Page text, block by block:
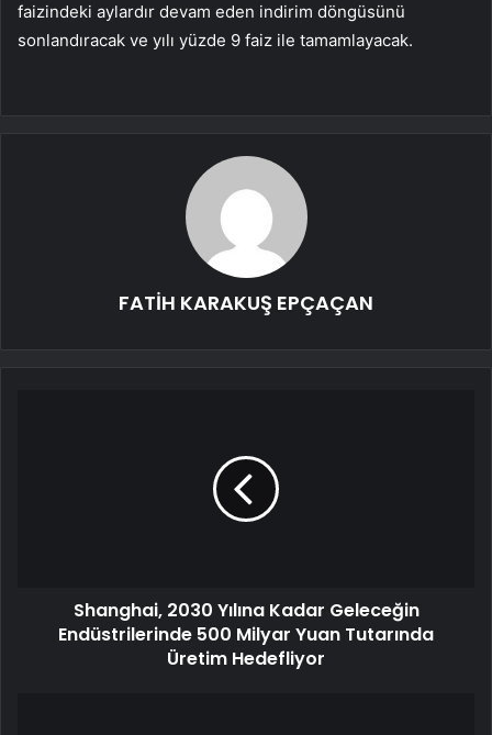
faizindeki aylardır devam eden indirim döngüsünü
sonlandıracak ve yılı yüzde 9 faiz ile tamamlayacak.
FATİH KARAKUŞ EPÇAÇAN
Shanghai, 2030 Yılına Kadar Geleceğin
Endüstrilerinde 500 Milyar Yuan Tutarında
Üretim Hedefliyor